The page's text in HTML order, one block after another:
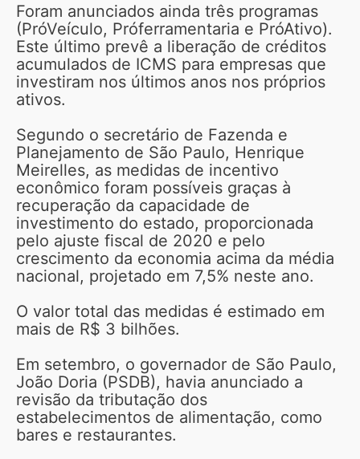
Foram anunciados ainda três programas
(PróVeículo, Próferramentaria e PróAtivo).
Este último prevê a liberação de créditos
acumulados de ICMS para empresas que
investiram nos últimos anos nos próprios
ativos.
Segundo o secretário de Fazenda e
Planejamento de São Paulo, Henrique
Meirelles, as medidas de incentivo
econômico foram possíveis graças à
recuperação da capacidade de
investimento do estado, proporcionada
pelo ajuste fiscal de 2020 e pelo
crescimento da economia acima da média
nacional, projetado em 7,5% neste ano.
O valor total das medidas é estimado em
mais de R$ 3 bilhões.
Em setembro, o governador de São Paulo,
João Doria (PSDB), havia anunciado a
revisão da tributação dos
estabelecimentos de alimentação, como
bares e restaurantes.